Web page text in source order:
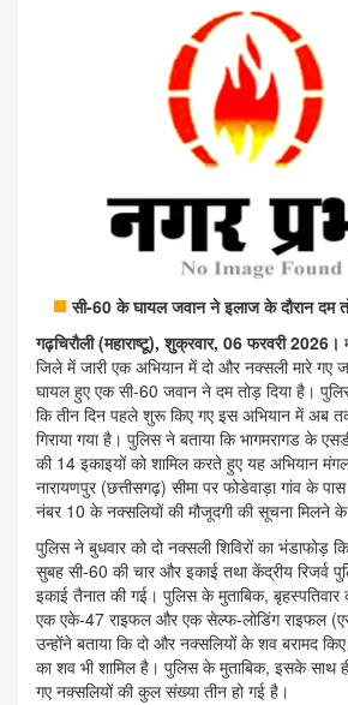
सी-60 के घायल जवान ने इलाज के दौरान दम
गढ़चिरौली (महाराष्टू), शुक्रवार, 06 फरवरी 2026।
जिले में जारी एक अभियान में दो और नक्सली मारे गए
घायल हुए एक सी-60 जवान ने दम तोड़ दिया है।
कि तीन दिन पहले शुरू किए गए इस अभियान में अब
गिराया गया है। पुलिस ने बताया कि भागमरागड के
की 14 इकाइयों को शामिल करते हुए यह अभियान
नारायणपुर (छत्तीसगढ़) सीमा पर फोडेवाड़ा गांव के
नंबर 10 के नक्सलियों की मौजूदगी की सूचना मिलने
पुलिस ने बुधवार को दो नक्सली शिविरों का भंडाफोड़
सुबह सी-60 की चार और इकाई तथा केंद्रीय रिजर्व
इकाई तैनात की गई। पुलिस के मुताबिक,
एक एके-47 राइफल और एक सेल्फ-लोडिंग राइफल
उन्होंने बताया कि दो और नक्सलियों के शव बरामद
का शव भी शामिल है। पुलिस के मुताबिक, इसके साथ
गए नक्सलियों की कुल संख्या तीन हो गई है।